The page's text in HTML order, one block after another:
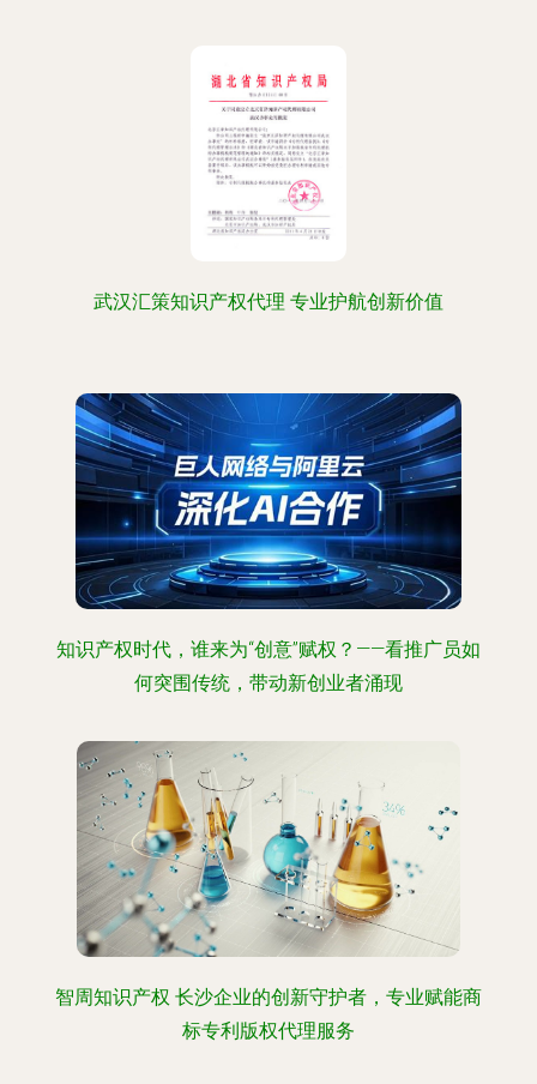
武汉汇策知识产权代理 专业护航创新价值
知识产权时代，谁来为“创意”赋权？——看推广员如
何突围传统，带动新创业者涌现
智周知识产权 长沙企业的创新守护者，专业赋能商
标专利版权代理服务